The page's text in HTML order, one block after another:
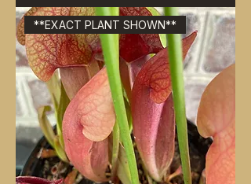
**EXACT PLANT SHOWN**